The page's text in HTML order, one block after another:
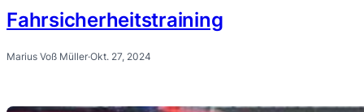
Fahrsicherheitstraining
Marius Voß Müller·Okt. 27, 2024